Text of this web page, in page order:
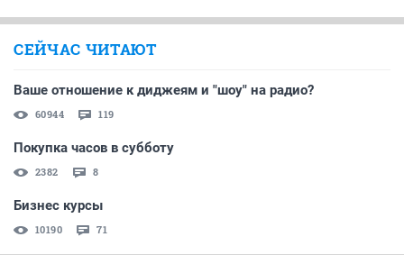
СЕЙЧАС ЧИТАЮТ
Ваше отношение к диджеям и "шоу" на радио?
60944 119
Покупка часов в субботу
2382 8
Бизнес курсы
10190 71